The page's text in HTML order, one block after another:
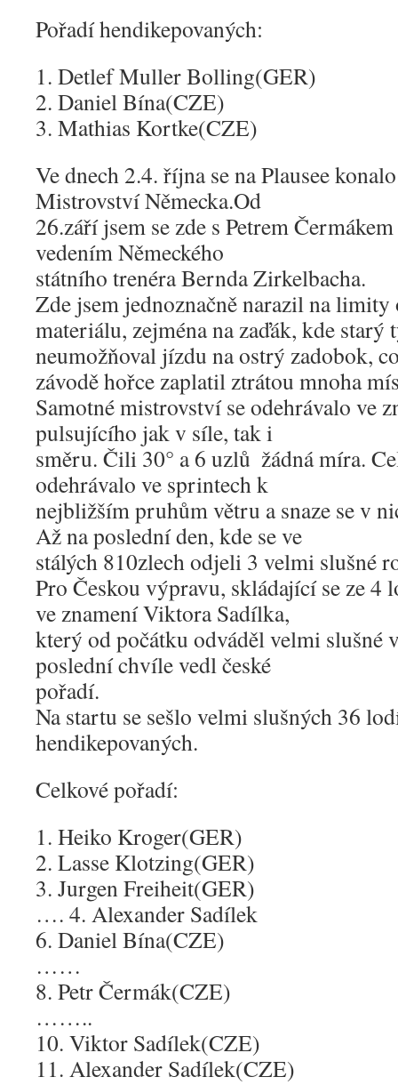
Pořadí hendikepovaných:
1. Detlef Muller Bolling(GER)
2. Daniel Bína(CZE)
3. Mathias Kortke(CZE)
Ve dnech 2.­4. října se na Plausee
Mistrovství Německa.​Od
26.září jsem se zde s Petrem
vedením Německého
státního trenéra Bernda Zirkelbacha.
Zde jsem jednoznačně narazil na
materiálu, zejména na zaďák, kde starý
neumožňoval jízdu na ostrý zadobok,
závodě hořce zaplatil ztrátou mnoha
Samotné mistrovství se odehrávalo ve
pulsujícího jak v síle, tak i
směru. Čili 30° a 6 uzlů ­ žádná míra.
odehrávalo ve sprintech k
nejbližším pruhům větru a snaze se v
Až na poslední den, kde se ve
stálých 8­10zlech odjeli 3 velmi slušné
Pro Českou výpravu, skládající se ze
ve znamení Viktora Sadílka,
který od počátku odváděl velmi slušné
poslední chvíle vedl české
pořadí.
Na startu se sešlo velmi slušných 36
hendikepovaných.
Celkové pořadí:
1. Heiko Kroger(GER)
2. Lasse Klotzing(GER)
3. Jurgen Freiheit(GER)
…. 4. Alexander Sadílek
6. Daniel Bína(CZE)
……
8. Petr Čermák(CZE)
……..
10. Viktor Sadílek(CZE)
11. Alexander Sadílek(CZE)